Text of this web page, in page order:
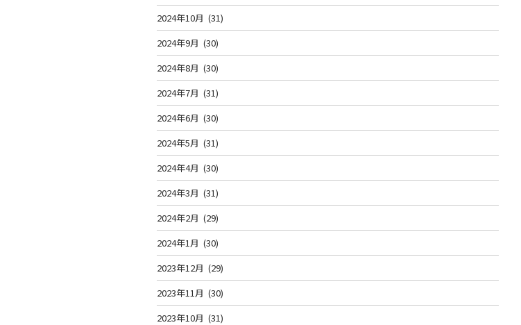
2024年10月 (31)
2024年9月 (30)
2024年8月 (30)
2024年7月 (31)
2024年6月 (30)
2024年5月 (31)
2024年4月 (30)
2024年3月 (31)
2024年2月 (29)
2024年1月 (30)
2023年12月 (29)
2023年11月 (30)
2023年10月 (31)